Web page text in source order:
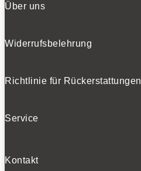
Über uns
Widerrufsbelehrung
Richtlinie für Rückerstattungen
Service
Kontakt